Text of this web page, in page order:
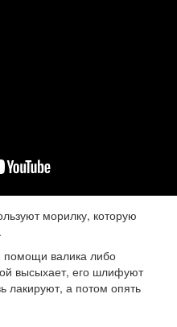
морилку, которую
помощи валика либо
высыхает, его шлифуют
лакируют, а потом опять